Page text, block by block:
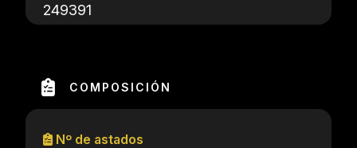
249391
COMPOSICIÓN
Nº de astados